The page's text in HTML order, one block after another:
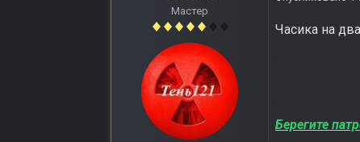
Мастер
Часика на
Берегите